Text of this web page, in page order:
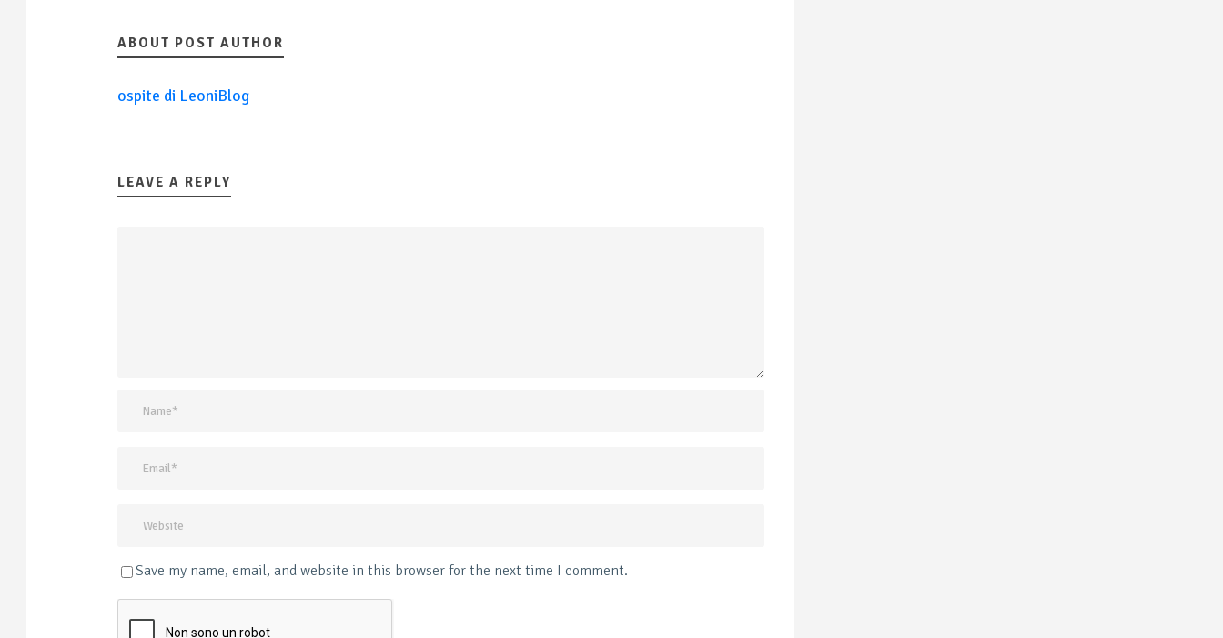
ABOUT POST AUTHOR
ospite di LeoniBlog
LEAVE A REPLY
Save my name, email, and website in this browser for the next time I comment.